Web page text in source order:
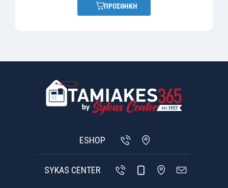
ΠΡΟΣΘΗΚΗ
ESHOP
SYKAS CENTER